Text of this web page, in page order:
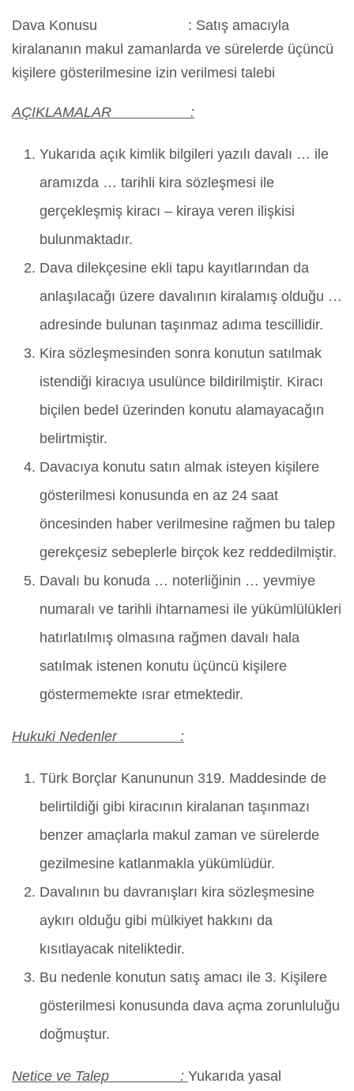
Dava Konusu : Satış amacıyla
kiralananın makul zamanlarda ve sürelerde üçüncü
kişilere gösterilmesine izin verilmesi talebi
AÇIKLAMALAR :
Yukarıda açık kimlik bilgileri yazılı davalı … ile
aramızda … tarihli kira sözleşmesi ile
gerçekleşmiş kiracı – kiraya veren ilişkisi
bulunmaktadır.
Dava dilekçesine ekli tapu kayıtlarından da
anlaşılacağı üzere davalının kiralamış olduğu …
adresinde bulunan taşınmaz adıma tescillidir.
Kira sözleşmesinden sonra konutun satılmak
istendiği kiracıya usulünce bildirilmiştir. Kiracı
biçilen bedel üzerinden konutu alamayacağın
belirtmiştir.
Davacıya konutu satın almak isteyen kişilere
gösterilmesi konusunda en az 24 saat
öncesinden haber verilmesine rağmen bu talep
gerekçesiz sebeplerle birçok kez reddedilmiştir.
Davalı bu konuda … noterliğinin … yevmiye
numaralı ve tarihli ihtarnamesi ile yükümlülükleri
hatırlatılmış olmasına rağmen davalı hala
satılmak istenen konutu üçüncü kişilere
göstermemekte ısrar etmektedir.
Hukuki Nedenler :
Türk Borçlar Kanununun 319. Maddesinde de
belirtildiği gibi kiracının kiralanan taşınmazı
benzer amaçlarla makul zaman ve sürelerde
gezilmesine katlanmakla yükümlüdür.
Davalının bu davranışları kira sözleşmesine
aykırı olduğu gibi mülkiyet hakkını da
kısıtlayacak niteliktedir.
Bu nedenle konutun satış amacı ile 3. Kişilere
gösterilmesi konusunda dava açma zorunluluğu
doğmuştur.
Netice ve Talep : Yukarıda yasal